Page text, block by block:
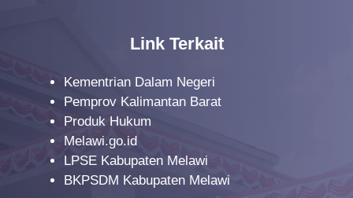
Link Terkait
Kementrian Dalam Negeri
Pemprov Kalimantan Barat
Produk Hukum
Melawi.go.id
LPSE Kabupaten Melawi
BKPSDM Kabupaten Melawi